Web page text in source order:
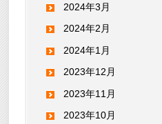
2024年3月
2024年2月
2024年1月
2023年12月
2023年11月
2023年10月